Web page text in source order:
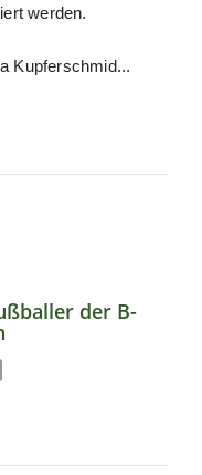
werden.
Kupferschmid...
der B-